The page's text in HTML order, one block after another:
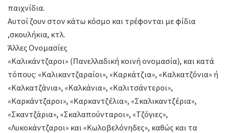
παιχνίδια.
Αυτοί ζουν στον κάτω κόσμο και τρέφονται με φίδια
,σκουλήκια, κτλ.
Άλλες Ονομασίες
«Καλικάντζαροι» (Πανελλαδική κοινή ονομασία), και κατά
τόπους: «Καλικαντζαραίοι», «Καρκάτζια», «Καλκατζόνια» ή
«Καλκατζάνια», «Καλκάνια», «Καλιτσάντεροι»,
«Καρκάντζαροι», «Καρκαντζέλια», «Σκαλικαντζέρια»,
«Σκαντζάρια», «Σκαλαπούνταροι», «Τζόγιες»,
«Λυκοκάντζαροι» και «Κωλοβελόνηδες», καθώς και τα